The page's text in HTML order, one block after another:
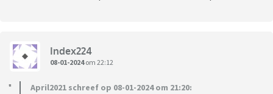
Index224
08-01-2024om 22:12
April2021 schreef op 08-01-2024 om 21:20: